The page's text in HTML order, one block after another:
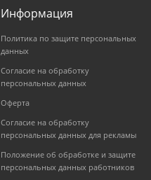
Информация
Политика по защите персональных
данных
Согласие на обработку
персональных данных
Оферта
Согласие на обработку
персональных данных для рекламы
Положение об обработке и защите
персональных данных работников